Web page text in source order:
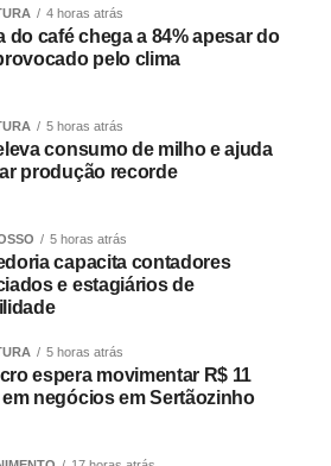
realizado para provimento de
de reserva para cargos de
contemplando funções como
legislativo, controlador interno
Vianna Rangel agradeceu a
Instituto Selecon e destacou a
foi conduzido.
também agradeço ao
fizemos um concurso histórico,
que o Juca nos deu para
com qualidade e segurança,
4 horas atrás
do café chega a 84% apesar do
pelo clima
5 horas atrás
consumo de milho e ajuda
produção recorde
5 horas atrás
capacita contadores
e estagiários de
5 horas atrás
espera movimentar R$ 11
em negócios em Sertãozinho